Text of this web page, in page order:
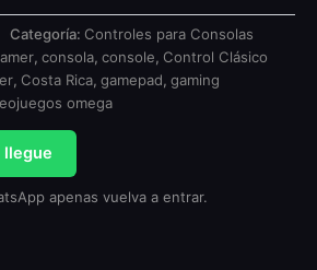
Categoría: Controles para Consolas
, consola, console, Control Clásico
, Costa Rica, gamepad, gaming
omega
llegue
apenas vuelva a entrar.